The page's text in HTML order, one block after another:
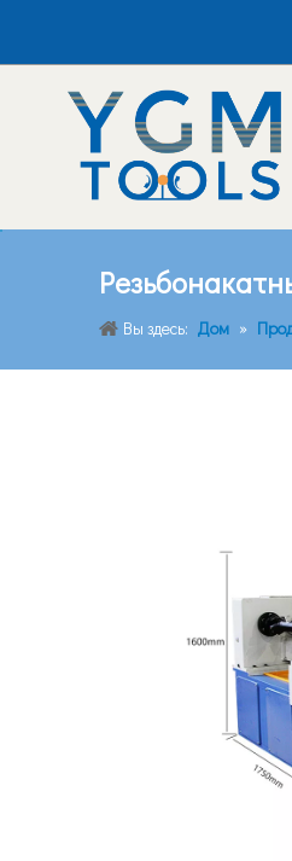
Вы здесь: Дом »